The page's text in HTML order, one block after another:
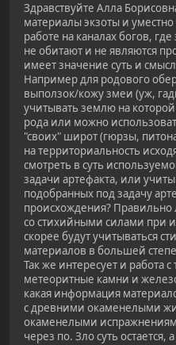
Здравствуйте Алла
материалы экзоты и
работе на каналах богов,
не обитают и не являются
имеет значение суть и
Например для родового
выползок/кожу змеи (уж,
учитывать землю на
рода или можно
"своих" широт (гюрзы,
на территориальность
смотреть в суть
задачи артефакта, или
подобранных под задачу
происхождения?
со стихийными силами при
скорее будут учитываться
материалов в большей
Так же интересует и работа
метеоритные камни и
какая информация
с древними окаменелыми
окаменелыми
через по. Зло суть